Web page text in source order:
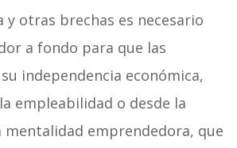
y otras brechas es necesario
a fondo para que las
independencia económica,
empleabilidad o desde la
mentalidad emprendedora, que